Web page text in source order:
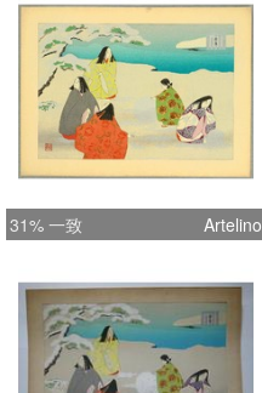
31% 一致 Artelino